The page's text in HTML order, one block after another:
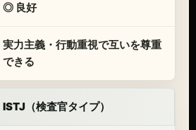
◎ 良好
実力主義・行動重視で互いを尊重
できる
ISTJ（検査官タイプ）